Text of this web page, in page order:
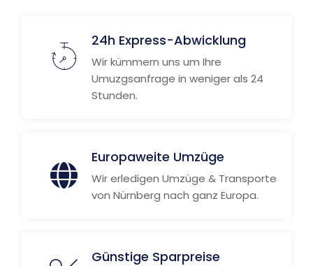
24h Express-Abwicklung
Wir kümmern uns um Ihre
Umuzgsanfrage in weniger als 24
Stunden.
Europaweite Umzüge
Wir erledigen Umzüge & Transporte
von Nürnberg nach ganz Europa.
Günstige Sparpreise